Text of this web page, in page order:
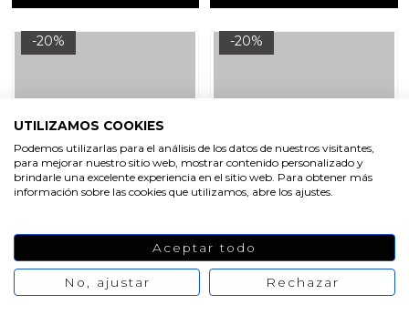
-20%
Molde para velas de pareja
14,40 € 18,00 €
-20%
Molde corazones magic
14,91 € / Molde de 5.
UTILIZAMOS COOKIES
Podemos utilizarlas para el análisis de los datos de nuestros visitantes,
para mejorar nuestro sitio web, mostrar contenido personalizado y
brindarle una excelente experiencia en el sitio web. Para obtener más
información sobre las cookies que utilizamos, abre los ajustes.
Aceptar todo
No, ajustar Rechazar